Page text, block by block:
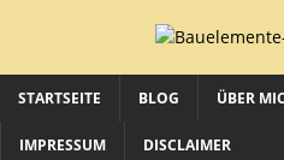
STARTSEITE BLOG ÜBER
IMPRESSUM DISCLAIMER